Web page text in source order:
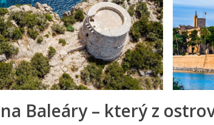
Baleáry – který z